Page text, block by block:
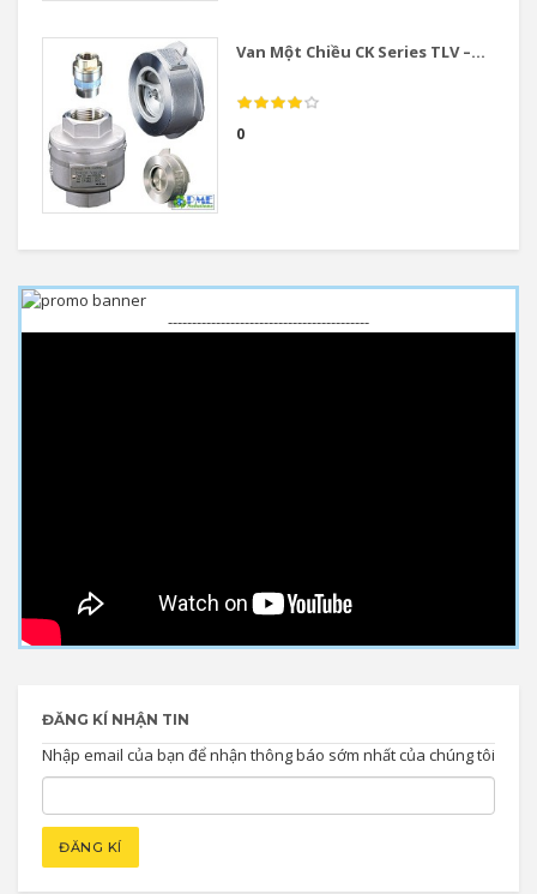
Van Một Chiều CK Series TLV –...
0
------------------------------------------
ĐĂNG KÍ NHẬN TIN
Nhập email của bạn để nhận thông báo sớm nhất của chúng tôi